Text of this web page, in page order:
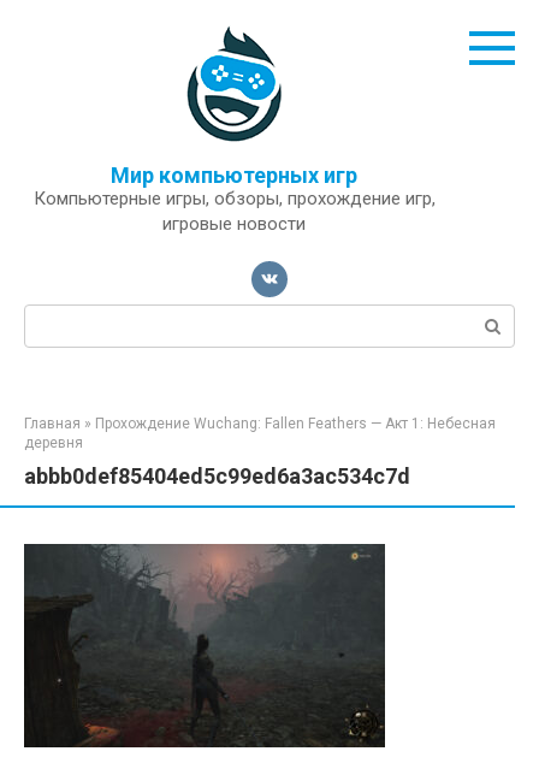
Мир компьютерных игр
Компьютерные игры, обзоры, прохождение игр,
игровые новости
Поиск:
Главная » Прохождение Wuchang: Fallen Feathers — Акт 1: Небесная
деревня
abbb0def85404ed5c99ed6a3ac534c7d